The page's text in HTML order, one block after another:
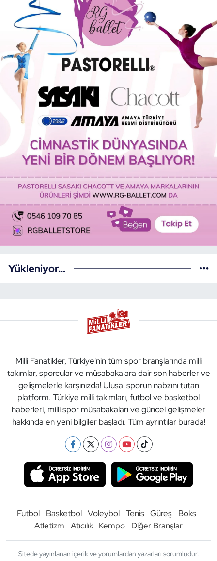
Yükleniyor...
Milli Fanatikler, Türkiye'nin tüm spor branşlarında milli
takımlar, sporcular ve müsabakalara dair son haberler ve
gelişmelerle karşınızda! Ulusal sporun nabzını tutan
platform. Türkiye milli takımları, futbol ve basketbol
haberleri, milli spor müsabakaları ve güncel gelişmeler
hakkında en yeni bilgiler başladı. Tüm ayrıntılar burada!
Futbol Basketbol Voleybol Tenis Güreş
Boks
Atletizm
Atıcılık Kempo Diğer Branşlar
Sitede yayınlanan içerik ve yorumlardan yazarları sorumludur.